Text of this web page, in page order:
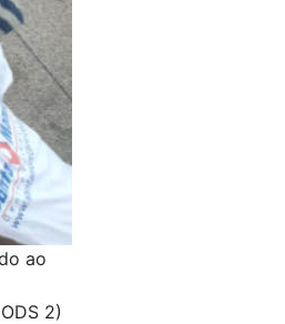
ao
2)